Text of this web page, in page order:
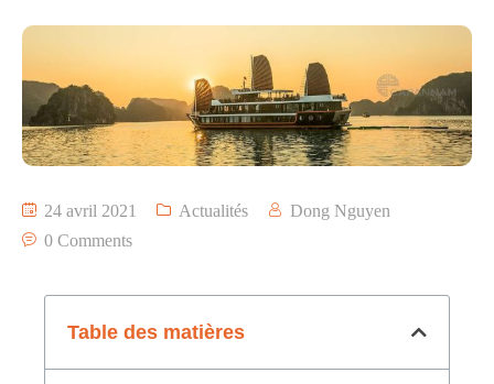
24 avril 2021 Actualités
Dong Nguyen
0 Comments
Table des matières